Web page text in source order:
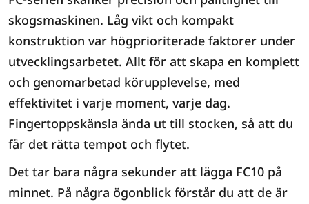
skogsmaskinen. Låg vikt och kompakt
konstruktion var högprioriterade faktorer under
utvecklingsarbetet. Allt för att skapa en komplett
och genomarbetad körupplevelse, med
effektivitet i varje moment, varje dag.
Fingertoppskänsla ända ut till stocken, så att du
får det rätta tempot och flytet.
Det tar bara några sekunder att lägga FC10 på
minnet. På några ögonblick förstår du att de är